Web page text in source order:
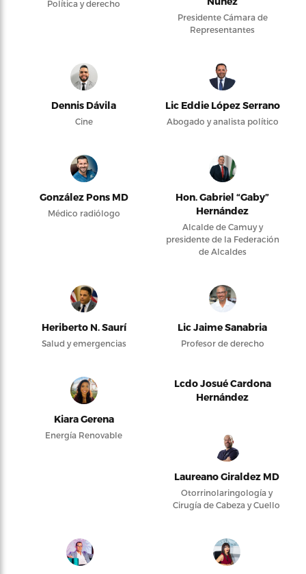
Política y derecho
Presidente Cámara de
Representantes
Dennis Dávila
Cine
Lic Eddie López Serrano
Abogado y analista político
González Pons MD
Médico radiólogo
Hon. Gabriel “Gaby”
Hernández
Alcalde de Camuy y
presidente de la Federación
de Alcaldes
Heriberto N. Saurí
Salud y emergencias
Lic Jaime Sanabria
Profesor de derecho
Kiara Gerena
Energía Renovable
Lcdo Josué Cardona
Hernández
Laureano Giraldez MD
Otorrinolaringología y
Cirugía de Cabeza y Cuello